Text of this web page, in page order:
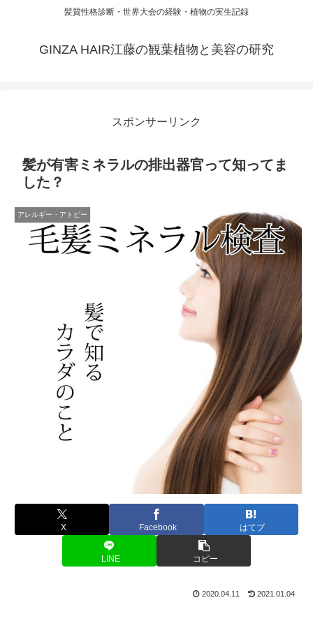
髪質性格診断・世界大会の経験・植物の実生記録
GINZA HAIR江藤の観葉植物と美容の研究
スポンサーリンク
髪が有害ミネラルの排出器官って知ってま
した？
アレルギー・アトピー
X Facebook はてブ
LINE コピー
2020.04.11 2021.01.04